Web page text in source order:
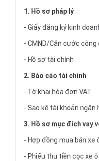
1. Hồ sơ pháp lý
- Giấy đăng ký kinh
- CMND/Căn cước công
- Hồ sơ tài chính
2. Báo cáo tài chính
- Tờ khai hóa đơn VAT
- Sao kê tài khoản ngân
3. Hồ sơ mục đích vay
- Hợp đồng mua bán xe
- Phiếu thu tiền cọc xe